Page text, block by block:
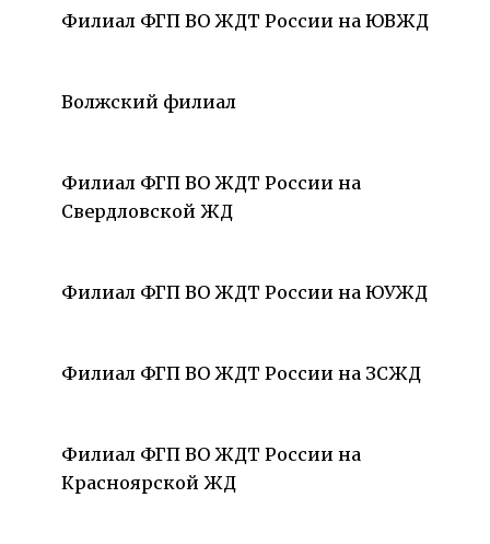
Филиал ФГП ВО ЖДТ России на ЮВЖД
Волжский филиал
Филиал ФГП ВО ЖДТ России на
Свердловской ЖД
Филиал ФГП ВО ЖДТ России на ЮУЖД
Филиал ФГП ВО ЖДТ России на ЗСЖД
Филиал ФГП ВО ЖДТ России на
Красноярской ЖД